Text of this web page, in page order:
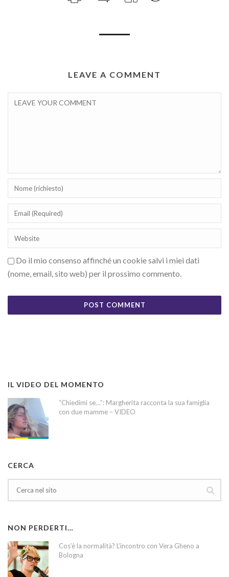
LEAVE A COMMENT
Do il mio consenso affinché un cookie salvi i miei dati
(nome, email, sito web) per il prossimo commento.
IL VIDEO DEL MOMENTO
“Chiedimi se…”: Margherita racconta la sua famiglia
con due mamme – VIDEO
CERCA
NON PERDERTI…
Cos’è la normalità? L’incontro con Vera Gheno a
Bologna